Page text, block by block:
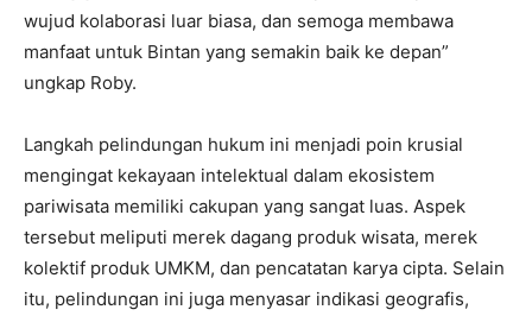
wujud kolaborasi luar biasa, dan semoga membawa
manfaat untuk Bintan yang semakin baik ke depan”
ungkap Roby.
Langkah pelindungan hukum ini menjadi poin krusial
mengingat kekayaan intelektual dalam ekosistem
pariwisata memiliki cakupan yang sangat luas. Aspek
tersebut meliputi merek dagang produk wisata, merek
kolektif produk UMKM, dan pencatatan karya cipta. Selain
itu, pelindungan ini juga menyasar indikasi geografis,